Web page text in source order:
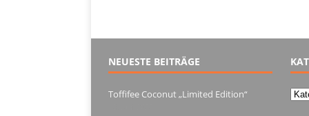
NEUESTE BEITRÄGE
Toffifee Coconut „Limited Edition“